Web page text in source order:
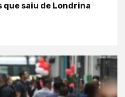
saiu de Londrina